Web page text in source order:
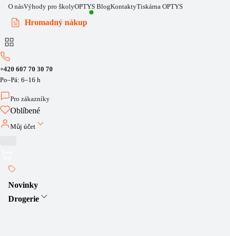
O násVýhody pro školyOPTYS BlogKontaktyTiskárna OPTYS
Hromadný nákup
+420 607 70 30 70
Po–Pá: 6–16 h
Pro zákazníky
Oblíbené
Můj účet
Novinky
Drogerie